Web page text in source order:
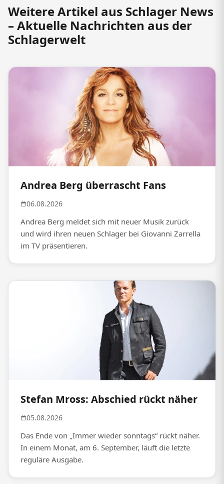
Weitere Artikel aus Schlager News
– Aktuelle Nachrichten aus der
Schlagerwelt
Andrea Berg überrascht Fans
06.08.2026
Andrea Berg meldet sich mit neuer Musik zurück
und wird ihren neuen Schlager bei Giovanni Zarrella
im TV präsentieren.
Stefan Mross: Abschied rückt näher
05.08.2026
Das Ende von „Immer wieder sonntags“ rückt näher.
In einem Monat, am 6. September, läuft die letzte
reguläre Ausgabe.